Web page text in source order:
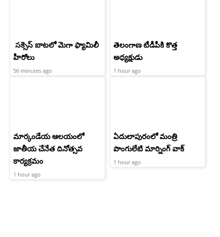
సక్సెస్ బాటలో మెగా ఫ్యామిలీ
హీరోలు
56 minutes ago
తెలంగాణ టీడీపీకి కొత్త
అధ్యక్షుడు
1 hour ago
మార్కండేయ ఆలయంలో
జాతీయ చేనేత దినోత్సవ
కార్యక్రమం
1 hour ago
ఏదులాపురంలో మంత్రి
పొంగులేటి మార్నింగ్ వాక్
1 hour ago